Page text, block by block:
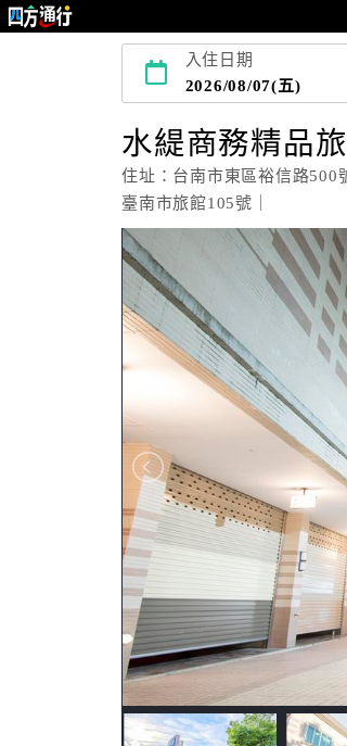
入住日期
2026/08/07(五)
水緹商務精品
住址：台南市東區裕信路500
臺南市旅館105號｜